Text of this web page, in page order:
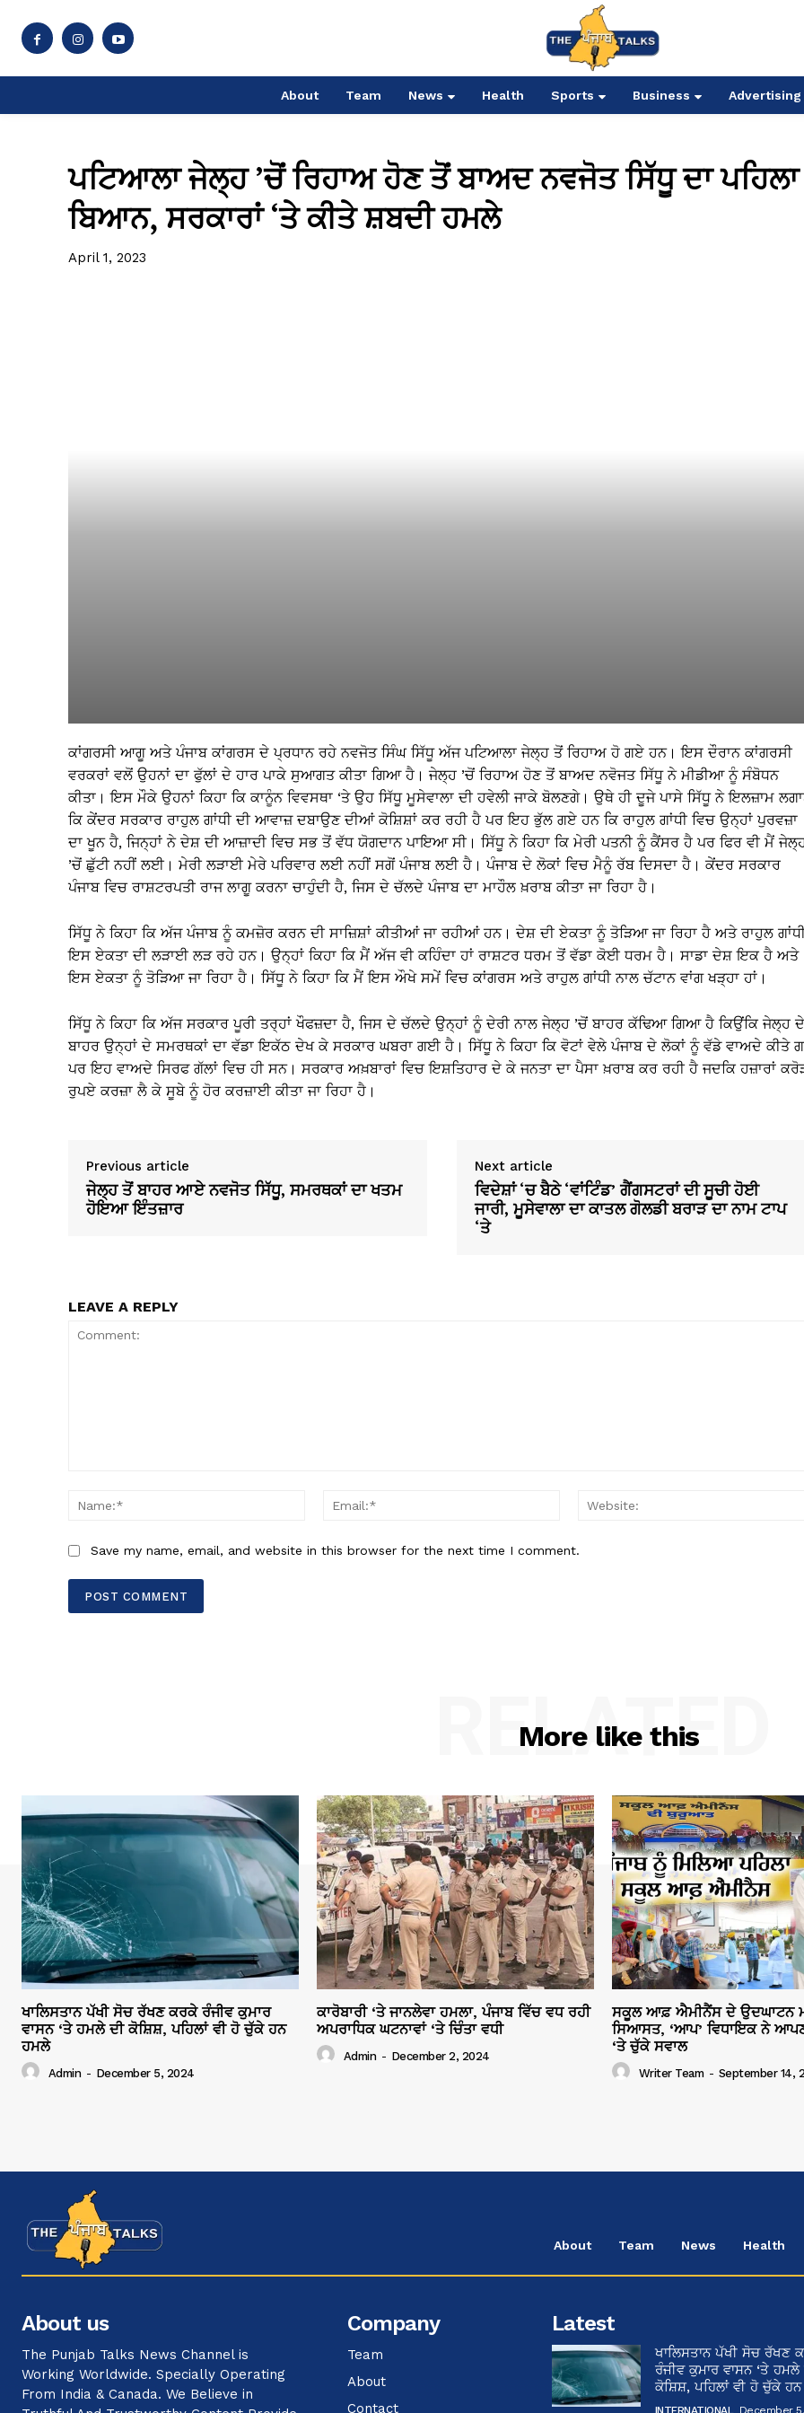
About Team News Health Sports Business Advertising
ਪਟਿਆਲਾ ਜੇਲ੍ਹ ’ਚੋਂ ਰਿਹਾਅ ਹੋਣ ਤੋਂ ਬਾਅਦ ਨਵਜੋਤ ਸਿੱਧੂ ਦਾ ਪਹਿਲਾ
ਬਿਆਨ, ਸਰਕਾਰਾਂ ‘ਤੇ ਕੀਤੇ ਸ਼ਬਦੀ ਹਮਲੇ
April 1, 2023
ਕਾਂਗਰਸੀ ਆਗੂ ਅਤੇ ਪੰਜਾਬ ਕਾਂਗਰਸ ਦੇ ਪ੍ਰਧਾਨ ਰਹੇ ਨਵਜੋਤ ਸਿੰਘ ਸਿੱਧੂ ਅੱਜ ਪਟਿਆਲਾ ਜੇਲ੍ਹ ਤੋਂ ਰਿਹਾਅ ਹੋ ਗਏ ਹਨ। ਇਸ ਦੌਰਾਨ ਕਾਂਗਰਸੀ
ਵਰਕਰਾਂ ਵਲੋਂ ਉਹਨਾਂ ਦਾ ਫੁੱਲਾਂ ਦੇ ਹਾਰ ਪਾਕੇ ਸੁਆਗਤ ਕੀਤਾ ਗਿਆ ਹੈ। ਜੇਲ੍ਹ ’ਚੋਂ ਰਿਹਾਅ ਹੋਣ ਤੋਂ ਬਾਅਦ ਨਵੋਜਤ ਸਿੱਧੂ ਨੇ ਮੀਡੀਆ ਨੂੰ ਸੰਬੋਧਨ
ਕੀਤਾ। ਇਸ ਮੌਕੇ ਉਹਨਾਂ ਕਿਹਾ ਕਿ ਕਾਨੂੰਨ ਵਿਵਸਥਾ ‘ਤੇ ਉਹ ਸਿੱਧੂ ਮੂਸੇਵਾਲਾ ਦੀ ਹਵੇਲੀ ਜਾਕੇ ਬੋਲਣਗੇ। ਉਥੇ ਹੀ ਦੂਜੇ ਪਾਸੇ ਸਿੱਧੂ ਨੇ ਇਲਜ਼ਾਮ
ਕਿ ਕੇਂਦਰ ਸਰਕਾਰ ਰਾਹੁਲ ਗਾਂਧੀ ਦੀ ਆਵਾਜ਼ ਦਬਾਉਣ ਦੀਆਂ ਕੋਸ਼ਿਸ਼ਾਂ ਕਰ ਰਹੀ ਹੈ ਪਰ ਇਹ ਭੁੱਲ ਗਏ ਹਨ ਕਿ ਰਾਹੁਲ ਗਾਂਧੀ ਵਿਚ ਉਨ੍ਹਾਂ ਪੁਰਵਜ਼ਾ
ਦਾ ਖੂਨ ਹੈ, ਜਿਨ੍ਹਾਂ ਨੇ ਦੇਸ਼ ਦੀ ਆਜ਼ਾਦੀ ਵਿਚ ਸਭ ਤੋਂ ਵੱਧ ਯੋਗਦਾਨ ਪਾਇਆ ਸੀ। ਸਿੱਧੂ ਨੇ ਕਿਹਾ ਕਿ ਮੇਰੀ ਪਤਨੀ ਨੂੰ ਕੈਂਸਰ ਹੈ ਪਰ ਫਿਰ ਵੀ ਮੈਂ
’ਚੋਂ ਛੁੱਟੀ ਨਹੀਂ ਲਈ। ਮੇਰੀ ਲੜਾਈ ਮੇਰੇ ਪਰਿਵਾਰ ਲਈ ਨਹੀਂ ਸਗੋਂ ਪੰਜਾਬ ਲਈ ਹੈ। ਪੰਜਾਬ ਦੇ ਲੋਕਾਂ ਵਿਚ ਮੈਨੂੰ ਰੱਬ ਦਿਸਦਾ ਹੈ। ਕੇਂਦਰ ਸਰਕਾਰ
ਪੰਜਾਬ ਵਿਚ ਰਾਸ਼ਟਰਪਤੀ ਰਾਜ ਲਾਗੂ ਕਰਨਾ ਚਾਹੁੰਦੀ ਹੈ, ਜਿਸ ਦੇ ਚੱਲਦੇ ਪੰਜਾਬ ਦਾ ਮਾਹੌਲ ਖ਼ਰਾਬ ਕੀਤਾ ਜਾ ਰਿਹਾ ਹੈ।
ਸਿੱਧੂ ਨੇ ਕਿਹਾ ਕਿ ਅੱਜ ਪੰਜਾਬ ਨੂੰ ਕਮਜ਼ੋਰ ਕਰਨ ਦੀ ਸਾਜ਼ਿਸ਼ਾਂ ਕੀਤੀਆਂ ਜਾ ਰਹੀਆਂ ਹਨ। ਦੇਸ਼ ਦੀ ਏਕਤਾ ਨੂੰ ਤੋੜਿਆ ਜਾ ਰਿਹਾ ਹੈ ਅਤੇ ਰਾਹੁਲ
ਇਸ ਏਕਤਾ ਦੀ ਲੜਾਈ ਲੜ ਰਹੇ ਹਨ। ਉਨ੍ਹਾਂ ਕਿਹਾ ਕਿ ਮੈਂ ਅੱਜ ਵੀ ਕਹਿੰਦਾ ਹਾਂ ਰਾਸ਼ਟਰ ਧਰਮ ਤੋਂ ਵੱਡਾ ਕੋਈ ਧਰਮ ਹੈ। ਸਾਡਾ ਦੇਸ਼ ਇਕ ਹੈ ਅਤੇ
ਇਸ ਏਕਤਾ ਨੂੰ ਤੋੜਿਆ ਜਾ ਰਿਹਾ ਹੈ। ਸਿੱਧੂ ਨੇ ਕਿਹਾ ਕਿ ਮੈਂ ਇਸ ਔਖੇ ਸਮੇਂ ਵਿਚ ਕਾਂਗਰਸ ਅਤੇ ਰਾਹੁਲ ਗਾਂਧੀ ਨਾਲ ਚੱਟਾਨ ਵਾਂਗ ਖੜ੍ਹਾ ਹਾਂ।
ਸਿੱਧੂ ਨੇ ਕਿਹਾ ਕਿ ਅੱਜ ਸਰਕਾਰ ਪੂਰੀ ਤਰ੍ਹਾਂ ਖੌਫਜ਼ਦਾ ਹੈ, ਜਿਸ ਦੇ ਚੱਲਦੇ ਉਨ੍ਹਾਂ ਨੂੰ ਦੇਰੀ ਨਾਲ ਜੇਲ੍ਹ ’ਚੋਂ ਬਾਹਰ ਕੱਢਿਆ ਗਿਆ ਹੈ ਕਿਉਂਕਿ ਜੇਲ੍ਹ ਦੇ
ਬਾਹਰ ਉਨ੍ਹਾਂ ਦੇ ਸਮਰਥਕਾਂ ਦਾ ਵੱਡਾ ਇਕੱਠ ਦੇਖ ਕੇ ਸਰਕਾਰ ਘਬਰਾ ਗਈ ਹੈ। ਸਿੱਧੂ ਨੇ ਕਿਹਾ ਕਿ ਵੋਟਾਂ ਵੇਲੇ ਪੰਜਾਬ ਦੇ ਲੋਕਾਂ ਨੂੰ ਵੱਡੇ ਵਾਅਦੇ ਕੀਤੇ
ਪਰ ਇਹ ਵਾਅਦੇ ਸਿਰਫ ਗੱਲਾਂ ਵਿਚ ਹੀ ਸਨ। ਸਰਕਾਰ ਅਖ਼ਬਾਰਾਂ ਵਿਚ ਇਸ਼ਤਿਹਾਰ ਦੇ ਕੇ ਜਨਤਾ ਦਾ ਪੈਸਾ ਖ਼ਰਾਬ ਕਰ ਰਹੀ ਹੈ ਜਦਕਿ ਹਜ਼ਾਰਾਂ
ਰੁਪਏ ਕਰਜ਼ਾ ਲੈ ਕੇ ਸੂਬੇ ਨੂੰ ਹੋਰ ਕਰਜ਼ਾਈ ਕੀਤਾ ਜਾ ਰਿਹਾ ਹੈ।
Previous article
ਜੇਲ੍ਹ ਤੋਂ ਬਾਹਰ ਆਏ ਨਵਜੋਤ ਸਿੱਧੂ, ਸਮਰਥਕਾਂ ਦਾ ਖਤਮ
ਹੋਇਆ ਇੰਤਜ਼ਾਰ
Next article
ਵਿਦੇਸ਼ਾਂ ‘ਚ ਬੈਠੇ ‘ਵਾਂਟਿੰਡ’ ਗੈਂਗਸਟਰਾਂ ਦੀ ਸੂਚੀ ਹੋਈ
ਜਾਰੀ, ਮੂਸੇਵਾਲਾ ਦਾ ਕਾਤਲ ਗੋਲਡੀ ਬਰਾੜ ਦਾ ਨਾਮ ਟਾਪ
‘ਤੇ
LEAVE A REPLY
Name:*
Email:*
Save my name, email, and website in this browser for the next time I comment.
More like this
RELATED
ਖਾਲਿਸਤਾਨ ਪੱਖੀ ਸੋਚ ਰੱਖਣ ਕਰਕੇ ਰੰਜੀਵ ਕੁਮਾਰ
ਵਾਸਨ ‘ਤੇ ਹਮਲੇ ਦੀ ਕੋਸ਼ਿਸ਼, ਪਹਿਲਾਂ ਵੀ ਹੋ ਚੁੱਕੇ ਹਨ
ਹਮਲੇ
Admin - December 5, 2024
ਕਾਰੋਬਾਰੀ ‘ਤੇ ਜਾਨਲੇਵਾ ਹਮਲਾ, ਪੰਜਾਬ ਵਿੱਚ ਵਧ ਰਹੀ
ਅਪਰਾਧਿਕ ਘਟਨਾਵਾਂ ‘ਤੇ ਚਿੰਤਾ ਵਧੀ
Admin - December 2, 2024
ਸਕੂਲ ਆਫ਼ ਐਮੀਨੈਂਸ ਦੇ ਉਦਘਾਟਨ
ਸਿਆਸਤ, ‘ਆਪ’ ਵਿਧਾਇਕ ਨੇ
‘ਤੇ ਚੁੱਕੇ ਸਵਾਲ
Writer Team - September 14,
About Team News Health
About us
The Punjab Talks News Channel is
Working Worldwide. Specially Operating
From India & Canada. We Believe in
Company
Team
About
Contact
Latest
ਖਾਲਿਸਤਾਨ ਪੱਖੀ ਸੋਚ ਰੱਖਣ
ਰੰਜੀਵ ਕੁਮਾਰ ਵਾਸਨ ‘ਤੇ ਹਮਲੇ
ਕੋਸ਼ਿਸ਼, ਪਹਿਲਾਂ ਵੀ ਹੋ ਚੁੱਕੇ